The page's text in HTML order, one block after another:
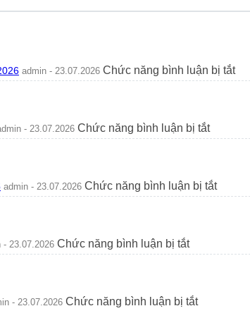
admin - 23.07.2026 Chức năng bình luận bị tắtở
Có
Ý
- 23.07.2026 Chức năng bình luận bị tắtở
Trồng
Trước
Nhà
Nhìn
admin - 23.07.2026 Chức năng bình luận bị tắtở
Cây
- 23.07.2026 Chức năng bình luận bị tắtở
Cách
Chăm
Sóc
- 23.07.2026 Chức năng bình luận bị tắtở